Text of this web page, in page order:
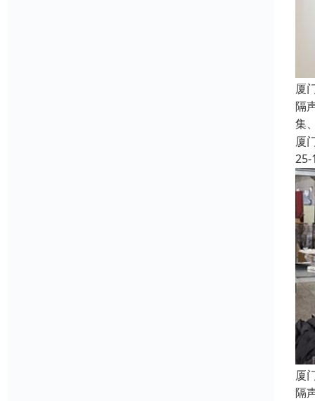
厦
隔
集
厦
25-
厦
隔